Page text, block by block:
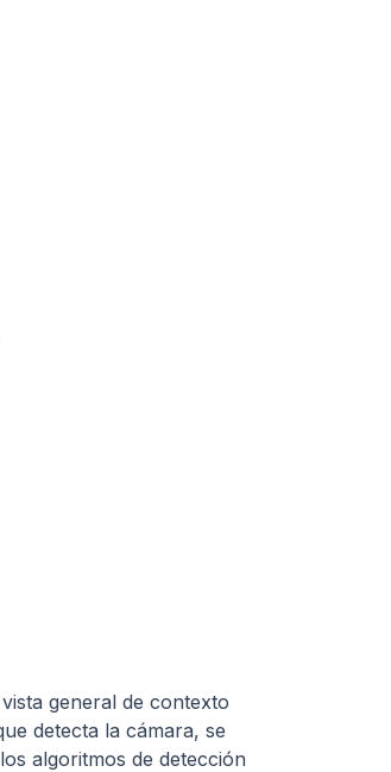
general de contexto
detecta la cámara, se
algoritmos de detección